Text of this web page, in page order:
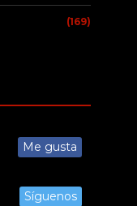
(169)
Me gusta
Síguenos